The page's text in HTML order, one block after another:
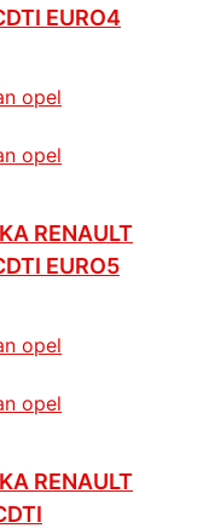
EURO4
RENAULT
EURO5
RENAULT